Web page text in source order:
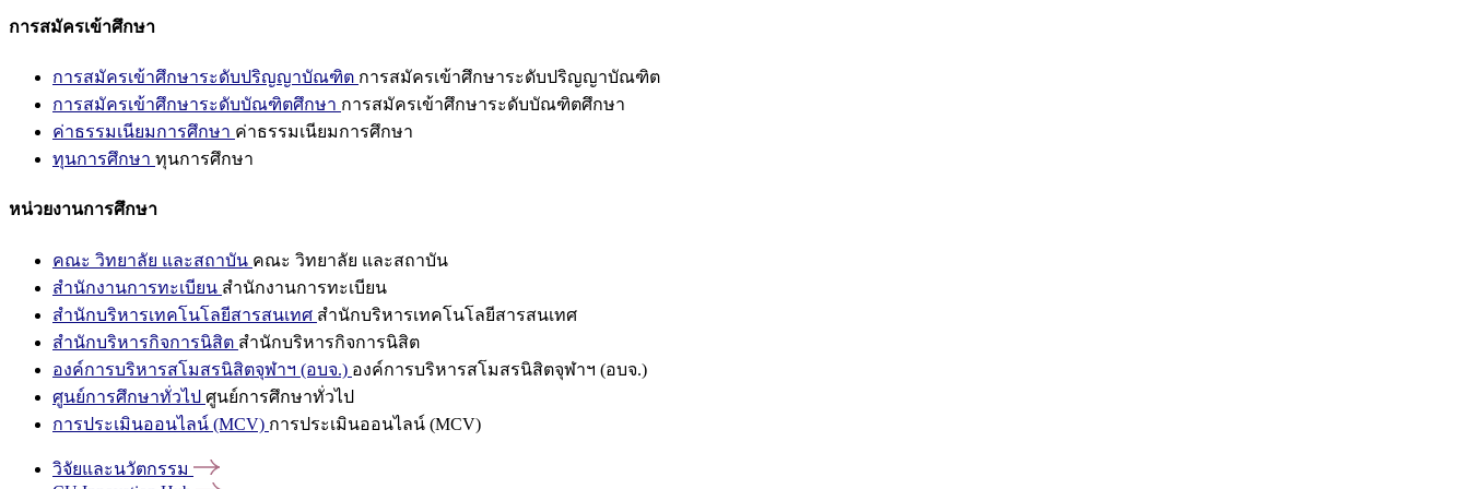
การสมัครเข้าศึกษา
การสมัครเข้าศึกษาระดับปริญญาบัณฑิต การสมัครเข้าศึกษาระดับปริญญาบัณฑิต
การสมัครเข้าศึกษาระดับบัณฑิตศึกษา การสมัครเข้าศึกษาระดับบัณฑิตศึกษา
ค่าธรรมเนียมการศึกษา ค่าธรรมเนียมการศึกษา
ทุนการศึกษา ทุนการศึกษา
หน่วยงานการศึกษา
คณะ วิทยาลัย และสถาบัน คณะ วิทยาลัย และสถาบัน
สำนักงานการทะเบียน สำนักงานการทะเบียน
สำนักบริหารเทคโนโลยีสารสนเทศ สำนักบริหารเทคโนโลยีสารสนเทศ
สำนักบริหารกิจการนิสิต สำนักบริหารกิจการนิสิต
องค์การบริหารสโมสรนิสิตจุฬาฯ (อบจ.) องค์การบริหารสโมสรนิสิตจุฬาฯ (อบจ.)
ศูนย์การศึกษาทั่วไป ศูนย์การศึกษาทั่วไป
การประเมินออนไลน์ (MCV) การประเมินออนไลน์ (MCV)
วิจัยและนวัตกรรม